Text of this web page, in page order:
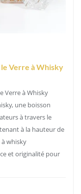
Verre à Whisky
Verre à Whisky
une boisson
à travers le
à la hauteur de
à whisky
et originalité pour